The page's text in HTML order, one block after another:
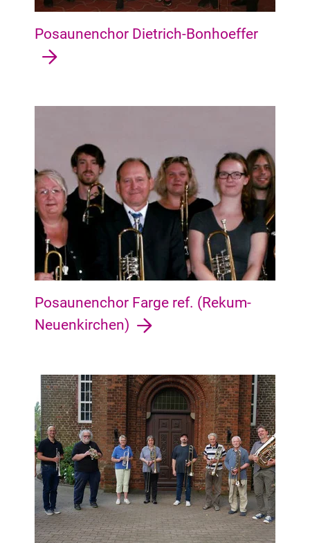
Posaunenchor Dietrich-Bonhoeffer
Posaunenchor Farge ref. (Rekum-
Neuenkirchen)
Burglesum Burg-Grambke, St. Magnus, Lesum, Werderland,